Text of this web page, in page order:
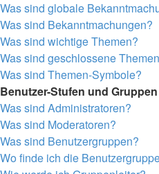
Was sind globale
Was sind Bekanntmachungen?
Was sind wichtige Themen?
Was sind geschlossene
Was sind Themen-Symbole?
Benutzer-Stufen und Gruppen
Was sind Administratoren?
Was sind Moderatoren?
Was sind Benutzergruppen?
Wo finde ich die